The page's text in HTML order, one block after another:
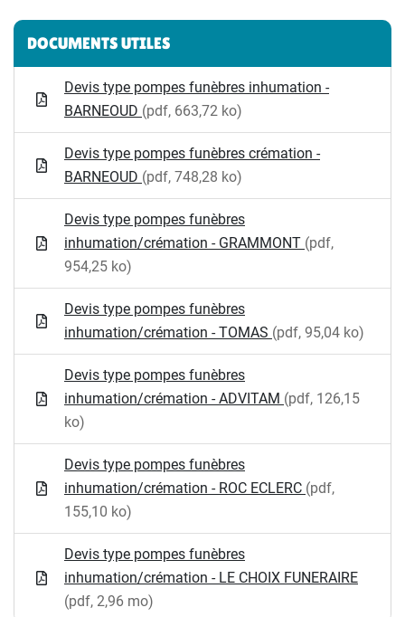
Informations complémentaires
DOCUMENTS UTILES
Devis type pompes funèbres inhumation -
BARNEOUD (pdf, 663,72 ko)
Devis type pompes funèbres crémation -
BARNEOUD (pdf, 748,28 ko)
Devis type pompes funèbres
inhumation/crémation - GRAMMONT (pdf,
954,25 ko)
Devis type pompes funèbres
inhumation/crémation - TOMAS (pdf, 95,04 ko)
Devis type pompes funèbres
inhumation/crémation - ADVITAM (pdf, 126,15
ko)
Devis type pompes funèbres
inhumation/crémation - ROC ECLERC (pdf,
155,10 ko)
Devis type pompes funèbres
inhumation/crémation - LE CHOIX FUNERAIRE
(pdf, 2,96 mo)